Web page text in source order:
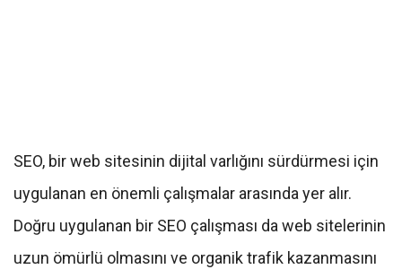
SEO, bir web sitesinin dijital varlığını sürdürmesi için
uygulanan en önemli çalışmalar arasında yer alır.
Doğru uygulanan bir SEO çalışması da web sitelerinin
uzun ömürlü olmasını ve organik trafik kazanmasını